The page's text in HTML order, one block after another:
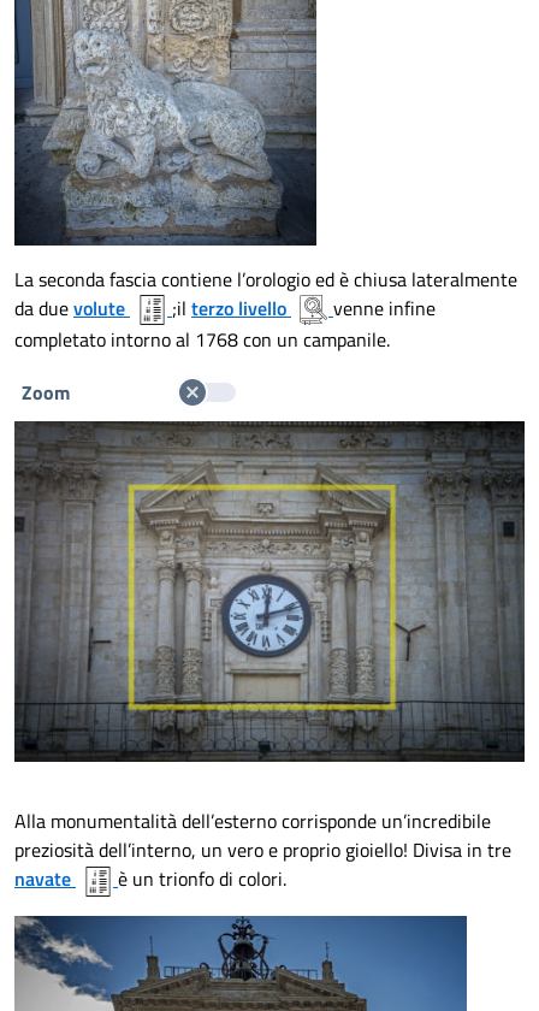
La seconda fascia contiene l’orologio ed è chiusa lateralmente
da duevolute ;il terzo livello
venne infine
completato intorno al 1768 con un campanile.
Zoom
Alla monumentalità dell’esterno corrisponde un’incredibile
preziosità dell’interno, un vero e proprio gioiello! Divisa in tre
navate
è un trionfo di colori.